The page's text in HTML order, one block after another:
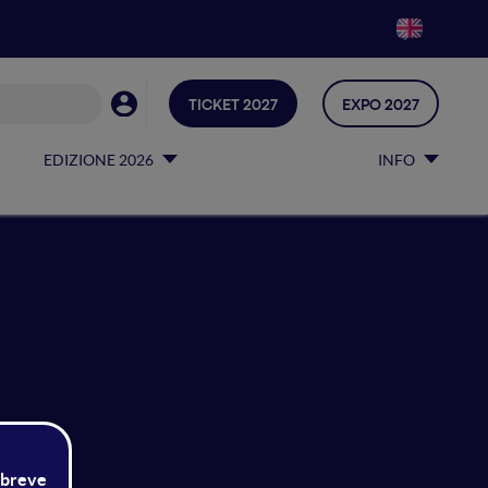
EDIZIONE 2026 INFO
TICKET 2027 EXPO 2027